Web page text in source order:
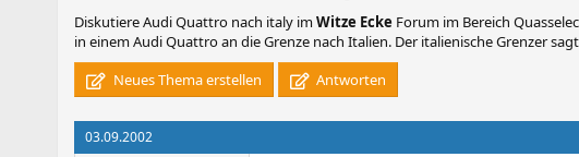
DiskutiereAudi Quattro nach italy imWitze Ecke Forum im Bereich
in einem Audi Quattro an die Grenze nach Italien. Der italienische Grenzer sagt:
Neues Thema erstellen
Antworten
03.09.2002